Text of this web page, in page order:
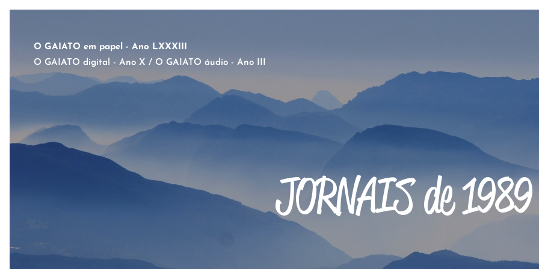
O GAIATO em papel - Ano LXXXIII
O GAIATO digital - Ano X / O GAIATO áudio - Ano III
JORNAIS de 1989